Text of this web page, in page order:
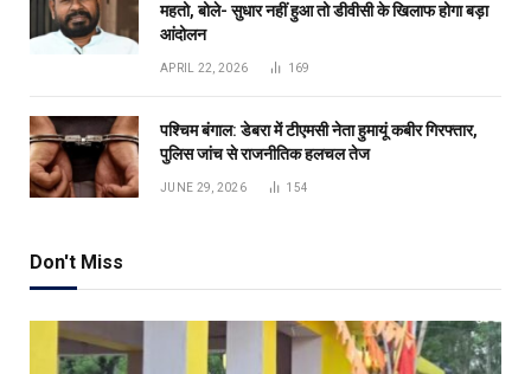
महतो, बोले- सुधार नहीं हुआ तो डीवीसी के खिलाफ होगा बड़ा
आंदोलन
APRIL 22, 2026 169
पश्चिम बंगाल: डेबरा में टीएमसी नेता हुमायूं कबीर गिरफ्तार,
पुलिस जांच से राजनीतिक हलचल तेज
JUNE 29, 2026 154
Don't Miss